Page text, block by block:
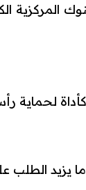
المركزية
لحماية
يزيد الطلب